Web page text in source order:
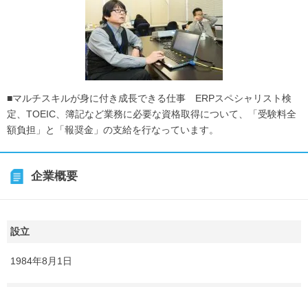
■マルチスキルが身に付き成長できる仕事 ERPスペシャリスト検
定、TOEIC、簿記など業務に必要な資格取得について、「受験料全
額負担」と「報奨金」の支給を行なっています。
企業概要
設立
1984年8月1日